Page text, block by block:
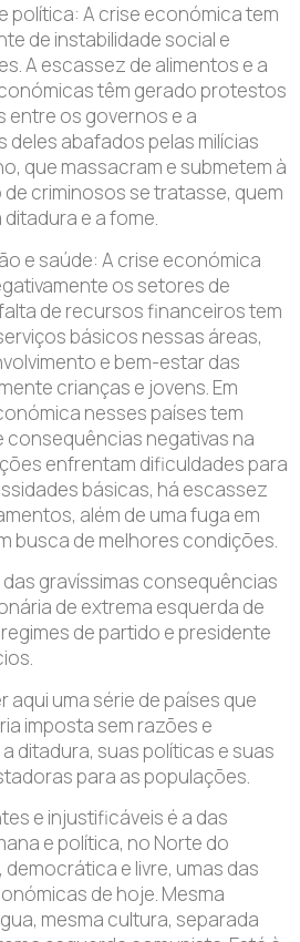
política: A crise económica tem
de instabilidade social e
A escassez de alimentos e a
têm gerado protestos
os governos e a
deles abafados pelas milícias
que massacram e submetem à
criminosos se tratasse, quem
e a fome.
e saúde: A crise económica
os setores de
de recursos financeiros tem
básicos nessas áreas,
e bem-estar das
crianças e jovens. Em
nesses países tem
consequências negativas na
enfrentam dificuldades para
básicas, há escassez
além de uma fuga em
busca de melhores condições.
gravíssimas consequências
de extrema esquerda de
de partido e presidente
aqui uma série de países que
imposta sem razões e
ditadura, suas políticas e suas
para as populações.
e injustificáveis é a das
e política, no Norte do
democrática e livre, umas das
de hoje. Mesma
mesma cultura, separada